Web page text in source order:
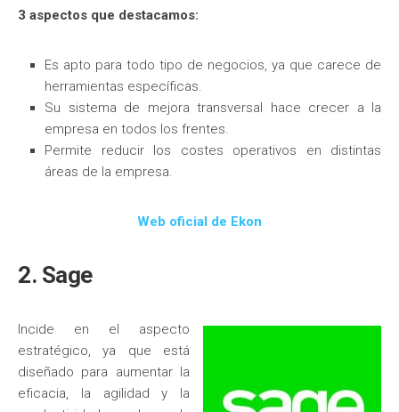
3 aspectos que destacamos:
Es apto para todo tipo de negocios, ya que carece de
herramientas específicas.
Su sistema de mejora transversal hace crecer a la
empresa en todos los frentes.
Permite reducir los costes operativos en distintas
áreas de la empresa.
Web oficial de Ekon
2. Sage
Incide en el aspecto
estratégico, ya que está
diseñado para aumentar la
eficacia, la agilidad y la